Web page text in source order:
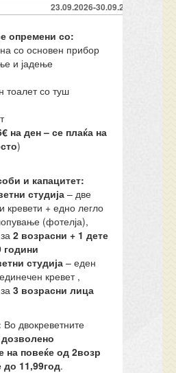
23.09.2026-30.09.2026
опремени со:
со основен прибор
и јадење
тоалет со туш
на ден – се плаќа на
)
и капацитет:
студија – две
кревети + едно легло
(фотелја),
за2 возрасни + 1 дете
години
студија – еден
кревет ,
за3 возрасни лица
Во двокреветните
дозволено
на повеќе од 2возр
до 11,99год.